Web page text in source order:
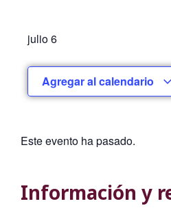
julio 6
Agregar al calendario
Este evento ha pasado.
Información y